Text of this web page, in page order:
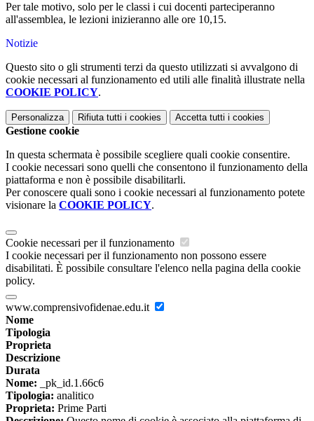
Per tale motivo, solo per le classi i cui docenti parteciperanno
all'assemblea, le lezioni inizieranno alle ore 10,15.
Notizie
Questo sito o gli strumenti terzi da questo utilizzati si avvalgono di
cookie necessari al funzionamento ed utili alle finalità illustrate nella
COOKIE POLICY.
Personalizza Rifiuta tutti i cookies Accetta tutti i cookies
Gestione cookie
In questa schermata è possibile scegliere quali cookie consentire.
I cookie necessari sono quelli che consentono il funzionamento della
piattaforma e non è possibile disabilitarli.
Per conoscere quali sono i cookie necessari al funzionamento potete
visionare la COOKIE POLICY.
Cookie necessari per il funzionamento
I cookie necessari per il funzionamento non possono essere
disabilitati. È possibile consultare l'elenco nella pagina della cookie
policy.
www.comprensivofidenae.edu.it
Nome
Tipologia
Proprieta
Descrizione
Durata
Nome: _pk_id.1.66c6
Tipologia: analitico
Proprieta: Prime Parti